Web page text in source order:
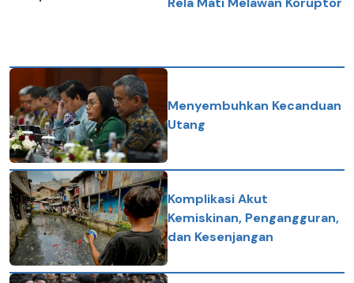
Menyembuhkan Kecanduan
Utang
Komplikasi Akut
Kemiskinan, Pengangguran,
dan Kesenjangan